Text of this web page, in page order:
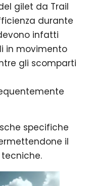
gilet da Trail
durante
infatti
in movimento
gli scomparti
specifiche
il